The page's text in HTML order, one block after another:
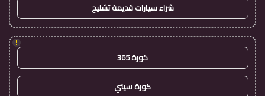
شراء سيارات قديمة تشليح
!
كورة 365
كورة سيتي